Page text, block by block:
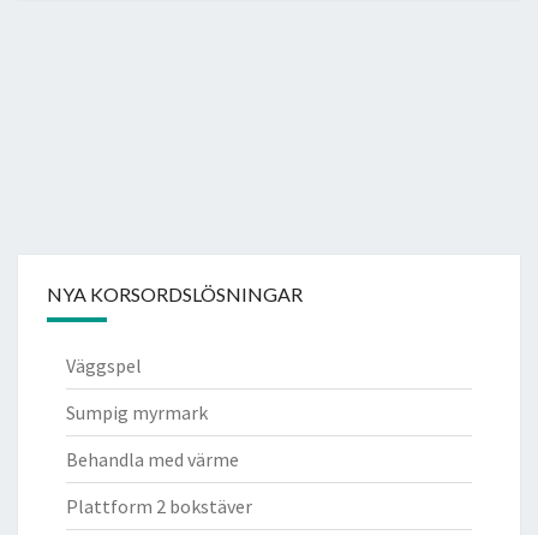
NYA KORSORDSLÖSNINGAR
Väggspel
Sumpig myrmark
Behandla med värme
Plattform 2 bokstäver